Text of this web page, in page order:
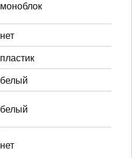
моноблок
нет
пластик
белый
белый
нет